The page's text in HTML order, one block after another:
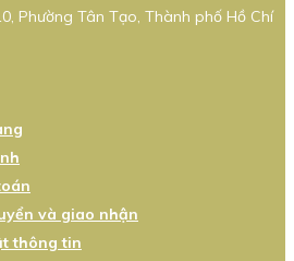
Phường Tân Tạo, Thành phố Hồ Chí
và giao nhận
thông tin